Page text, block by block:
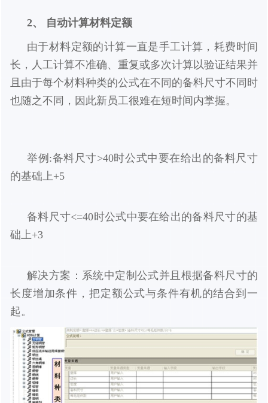
2、 自动计算材料定额
由于材料定额的计算一直是手工计算，耗费时间
长，人工计算不准确、重复或多次计算以验证结果并
且由于每个材料种类的公式在不同的备料尺寸不同时
也随之不同，因此新员工很难在短时间内掌握。
举例:备料尺寸>40时公式中要在给出的备料尺寸
的基础上+5
备料尺寸<=40时公式中要在给出的备料尺寸的基
础上+3
解决方案：系统中定制公式并且根据备料尺寸的
长度增加条件，把定额公式与条件有机的结合到一
起。